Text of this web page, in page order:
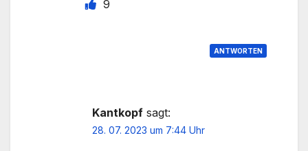
9
ANTWORTEN
Kantkopf sagt:
28. 07. 2023 um 7:44 Uhr